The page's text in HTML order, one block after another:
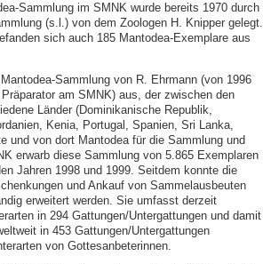
Sammlung im SMNK wurde bereits 1970 durch
(s.l.) von dem Zoologen H. Knipper gelegt.
sich auch 185 Mantodea-Exemplare aus
Sammlung von R. Ehrmann (von 1996
am SMNK) aus, der zwischen den
Länder (Dominikanische Republik,
Kenia, Portugal, Spanien, Sri Lanka,
und von dort Mantodea für die Sammlung und
erwarb diese Sammlung von 5.865 Exemplaren
Jahren 1998 und 1999. Seitdem konnte die
und Ankauf von Sammelausbeuten
erweitert werden. Sie umfasst derzeit
in 294 Gattungen/Untergattungen und damit
in 453 Gattungen/Untergattungen
von Gottesanbeterinnen.